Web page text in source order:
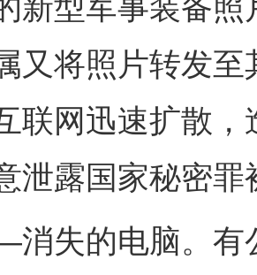
新型军事装备
又将照片转发
联网迅速扩散
泄露国家秘密
的电脑。有公